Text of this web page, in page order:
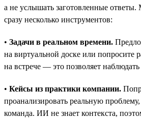
а не услышать заготовленные
сразу несколько инструментов:
• Задачи в реальном времени.
на виртуальной доске или попросите
на встрече — это позволяет
• Кейсы из практики компании.
проанализировать реальную
команда. ИИ не знает контекста,